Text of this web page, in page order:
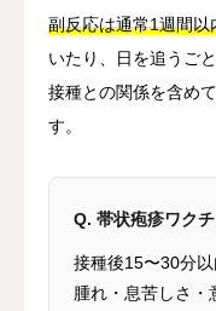
副反応は通常1週間以
いたり、日を追うご
接種との関係を含め
す。
Q. 帯状疱疹ワク
接種後15〜30分
腫れ・息苦しさ・